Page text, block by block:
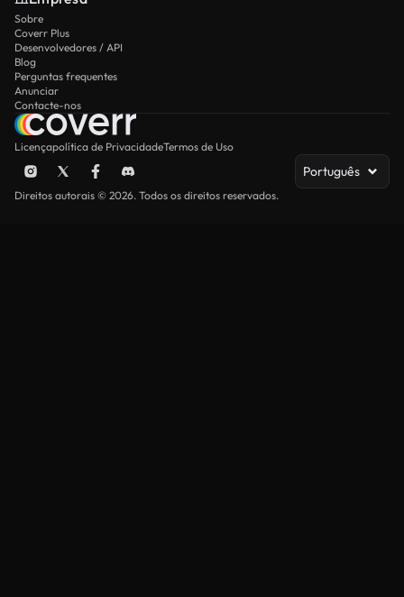
Sobre
Coverr Plus
Desenvolvedores / API
Blog
Perguntas frequentes
Anunciar
Contacte-nos
Licençapolítica de PrivacidadeTermos de Uso
Português
Direitos autorais © 2026. Todos os direitos reservados.